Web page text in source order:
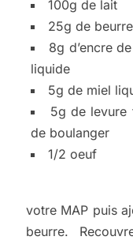
100g de lait
25g de beurre
8g d’encre
liquide
5g de miel
5g de levure
de boulanger
1/2 oeuf
votre MAP puis
beurre.